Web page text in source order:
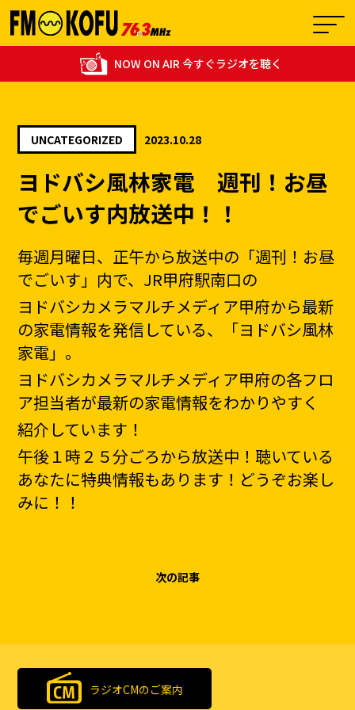
05:45 - 05:55
健康向上委員会
NOW ON AIR 今すぐラジオを聴く
UNCATEGORIZED 2023.10.28
ヨドバシ風林家電 週刊！お昼
でごいす内放送中！！
毎週月曜日、正午から放送中の「週刊！お昼
でごいす」内で、JR甲府駅南口の
ヨドバシカメラマルチメディア甲府から最新
の家電情報を発信している、「ヨドバシ風林
家電」。
ヨドバシカメラマルチメディア甲府の各フロ
ア担当者が最新の家電情報をわかりやすく
紹介しています！
午後１時２５分ごろから放送中！聴いている
あなたに特典情報もあります！どうぞお楽し
みに！！
次の記事
ラジオCMのご案内